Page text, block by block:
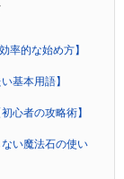
率的な始め方】
基本用語】
心者の攻略術】
い魔法石の使い